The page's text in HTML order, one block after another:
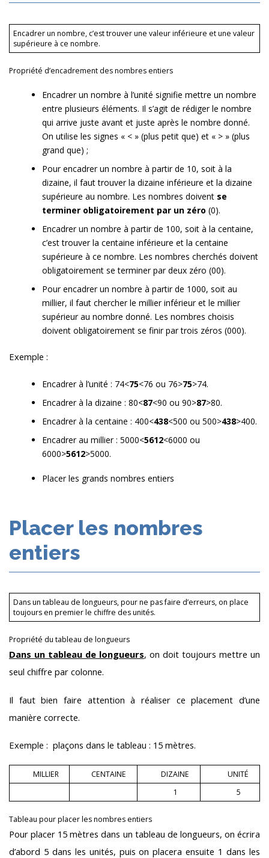
Encadrer un nombre, c’est trouver une valeur inférieure et une valeur
supérieure à ce nombre.
Propriété d’encadrement des nombres entiers
Encadrer un nombre à l’unité signifie mettre un nombre
entre plusieurs éléments. Il s’agit de rédiger le nombre
qui arrive juste avant et juste après le nombre donné.
On utilise les signes « < » (plus petit que) et « > » (plus
grand que) ;
Pour encadrer un nombre à partir de 10, soit à la
dizaine, il faut trouver la dizaine inférieure et la dizaine
supérieure au nombre. Les nombres doivent se
terminer obligatoirement par un zéro (0).
Encadrer un nombre à partir de 100, soit à la centaine,
c’est trouver la centaine inférieure et la centaine
supérieure à ce nombre. Les nombres cherchés doivent
obligatoirement se terminer par deux zéro (00).
Pour encadrer un nombre à partir de 1000, soit au
millier, il faut chercher le millier inférieur et le millier
supérieur au nombre donné. Les nombres choisis
doivent obligatoirement se finir par trois zéros (000).
Exemple :
Encadrer à l’unité : 74<75<76 ou 76>75>74.
Encadrer à la dizaine : 80<87<90 ou 90>87>80.
Encadrer à la centaine : 400<438<500 ou 500>438>400.
Encadrer au millier : 5000<5612<6000 ou
6000>5612>5000.
Placer les grands nombres entiers
Placer les nombres
entiers
Dans un tableau de longueurs, pour ne pas faire d’erreurs, on place
toujours en premier le chiffre des unités.
Propriété du tableau de longueurs
Dans un tableau de longueurs, on doit toujours mettre un
seul chiffre par colonne.
Il faut bien faire attention à réaliser ce placement d’une
manière correcte.
Exemple : plaçons dans le tableau : 15 mètres.
MILLIER CENTAINE DIZAINE
UNITÉ
1
5
Tableau pour placer les nombres entiers
Pour placer 15 mètres dans un tableau de longueurs, on écrira
d’abord 5 dans les unités, puis on placera ensuite 1 dans les